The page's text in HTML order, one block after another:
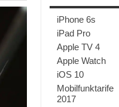
iPhone 6s
iPad Pro
Apple TV 4
Apple Watch
iOS 10
Mobilfunktarife
2017